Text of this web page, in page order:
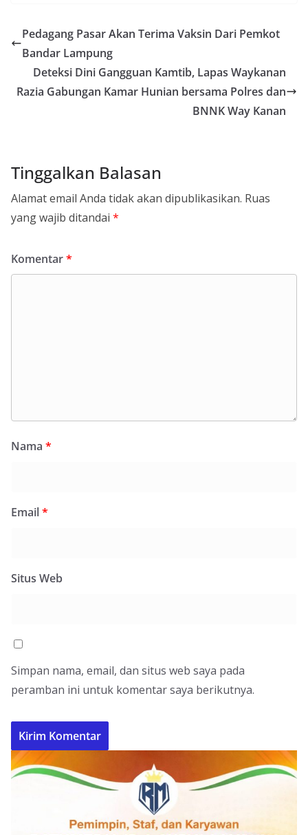
Pedagang Pasar Akan Terima Vaksin Dari Pemkot
Bandar Lampung
Deteksi Dini Gangguan Kamtib, Lapas Waykanan
Razia Gabungan Kamar Hunian bersama Polres dan
BNNK Way Kanan
Tinggalkan Balasan
Alamat email Anda tidak akan dipublikasikan. Ruas
yang wajib ditandai *
Komentar*
Nama *
Email*
Situs Web
Simpan nama, email, dan situs web saya pada
peramban ini untuk komentar saya berikutnya.